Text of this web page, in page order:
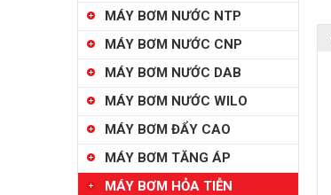
MÁY BƠM NƯỚC NTP
MÁY BƠM NƯỚC CNP
MÁY BƠM NƯỚC DAB
MÁY BƠM NƯỚC WILO
MÁY BƠM ĐẨY CAO
MÁY BƠM TĂNG ÁP
MÁY BƠM HỎA TIỄN